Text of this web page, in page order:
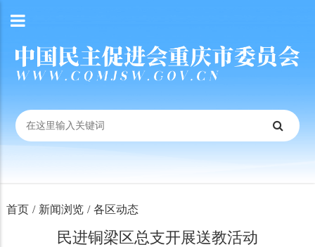
首页 / 新闻浏览 / 各区动态
民进铜梁区总支开展送教活动